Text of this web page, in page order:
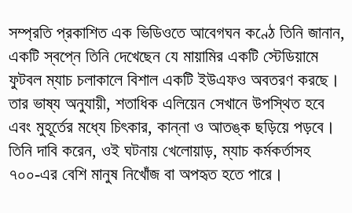
সম্প্রতি প্রকাশিত এক ভিডিওতে আবেগঘন কণ্ঠে তিনি জানান,
একটি স্বপ্নে তিনি দেখেছেন যে মায়ামির একটি স্টেডিয়ামে
ফুটবল ম্যাচ চলাকালে বিশাল একটি ইউএফও অবতরণ করছে।
তার ভাষ্য অনুযায়ী, শতাধিক এলিয়েন সেখানে উপস্থিত হবে
এবং মুহূর্তের মধ্যে চিৎকার, কান্না ও আতঙ্ক ছড়িয়ে পড়বে।
তিনি দাবি করেন, ওই ঘটনায় খেলোয়াড়, ম্যাচ কর্মকর্তাসহ
৭০০-এর বেশি মানুষ নিখোঁজ বা অপহৃত হতে পারে।